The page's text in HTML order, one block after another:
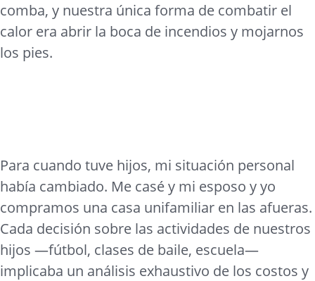
comba, y nuestra única forma de combatir el
calor era abrir la boca de incendios y mojarnos
los pies.
Para cuando tuve hijos, mi situación personal
había cambiado. Me casé y mi esposo y yo
compramos una casa unifamiliar en las afueras.
Cada decisión sobre las actividades de nuestros
hijos —fútbol, clases de baile, escuela—
implicaba un análisis exhaustivo de los costos y